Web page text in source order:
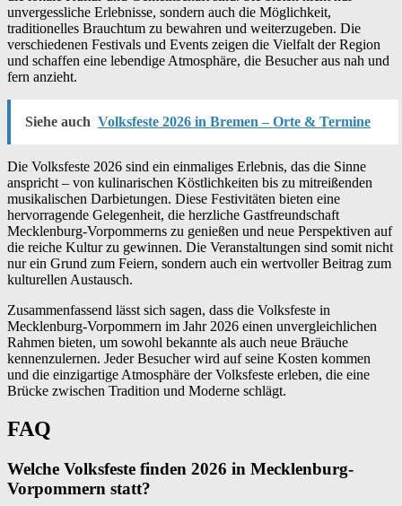
unvergessliche Erlebnisse, sondern auch die Möglichkeit,
traditionelles Brauchtum zu bewahren und weiterzugeben. Die
verschiedenen Festivals und Events zeigen die Vielfalt der Region
und schaffen eine lebendige Atmosphäre, die Besucher aus nah und
fern anzieht.
Siehe auch Volksfeste 2026 in Bremen – Orte & Termine
Die Volksfeste 2026 sind ein einmaliges Erlebnis, das die Sinne
anspricht – von kulinarischen Köstlichkeiten bis zu mitreißenden
musikalischen Darbietungen. Diese Festivitäten bieten eine
hervorragende Gelegenheit, die herzliche Gastfreundschaft
Mecklenburg-Vorpommerns zu genießen und neue Perspektiven auf
die reiche Kultur zu gewinnen. Die Veranstaltungen sind somit nicht
nur ein Grund zum Feiern, sondern auch ein wertvoller Beitrag zum
kulturellen Austausch.
Zusammenfassend lässt sich sagen, dass die Volksfeste in
Mecklenburg-Vorpommern im Jahr 2026 einen unvergleichlichen
Rahmen bieten, um sowohl bekannte als auch neue Bräuche
kennenzulernen. Jeder Besucher wird auf seine Kosten kommen
und die einzigartige Atmosphäre der Volksfeste erleben, die eine
Brücke zwischen Tradition und Moderne schlägt.
FAQ
Welche Volksfeste finden 2026 in Mecklenburg-
Vorpommern statt?